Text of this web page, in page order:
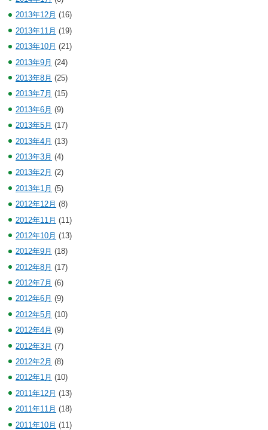
2013年12月 (16)
2013年11月 (19)
2013年10月 (21)
2013年9月 (24)
2013年8月 (25)
2013年7月 (15)
2013年6月 (9)
2013年5月 (17)
2013年4月 (13)
2013年3月 (4)
2013年2月 (2)
2013年1月 (5)
2012年12月 (8)
2012年11月 (11)
2012年10月 (13)
2012年9月 (18)
2012年8月 (17)
2012年7月 (6)
2012年6月 (9)
2012年5月 (10)
2012年4月 (9)
2012年3月 (7)
2012年2月 (8)
2012年1月 (10)
2011年12月 (13)
2011年11月 (18)
2011年10月 (11)